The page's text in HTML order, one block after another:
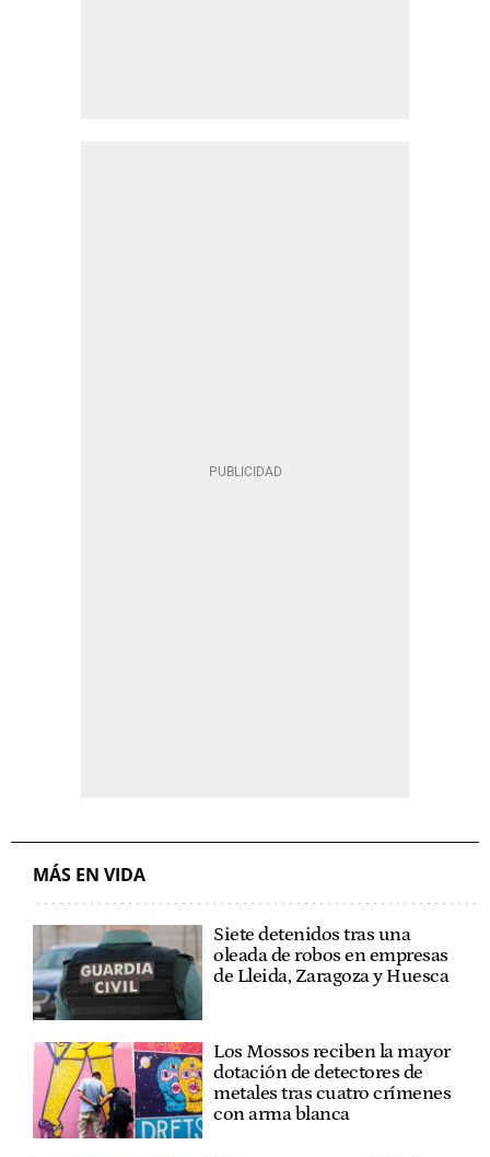
MÁS EN VIDA
Siete detenidos tras una
oleada de robos en empresas
de Lleida, Zaragoza y Huesca
Los Mossos reciben la mayor
dotación de detectores de
metales tras cuatro crímenes
con arma blanca